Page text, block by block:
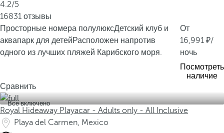
4.2/5
16831 отзывы
Просторные номера полулюксДетский клуб и
аквапарк для детейРасположен напротив
одного из лучших пляжей Карибского моря.
От
16,991
/
ночь
Посмотреть
наличие
Сравнить
Все включено
Royal Hideaway Playacar - Adults only - All Inclusive
Playa del Carmen, Mexico
е
т
е
о
с
т
р
е
т